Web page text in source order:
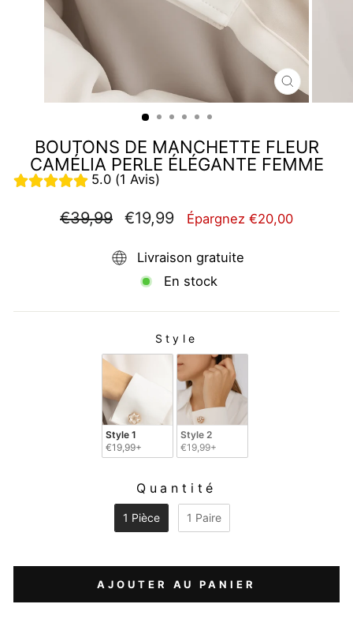
FERMER
(ESC)
BOUTONS DE MANCHETTE FLEUR
CAMÉLIA PERLE ÉLÉGANTE FEMME
5.0 (1 Avis)
Prix
régulier
€39,99
Prix
réduit
€19,99 Épargnez €20,00
Livraison gratuite
En stock
Style
Style 1
€19,99+
Style 2
€19,99+
Quantité
1 Pièce 1 Paire
AJOUTER AU PANIER